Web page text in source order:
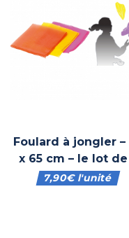
Foulard à jongler –
x 65 cm – le lot de
7,90€l'unité